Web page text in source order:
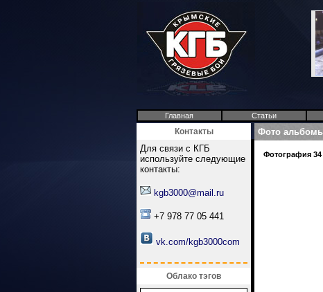
Главная
Статьи
Контакты
Для связи с КГБ
используйте следующие
контакты:
kgb3000@mail.ru
+7 978 77 05 441
vk.com/kgb3000com
Облако тэгов
Фото
Фотография 34